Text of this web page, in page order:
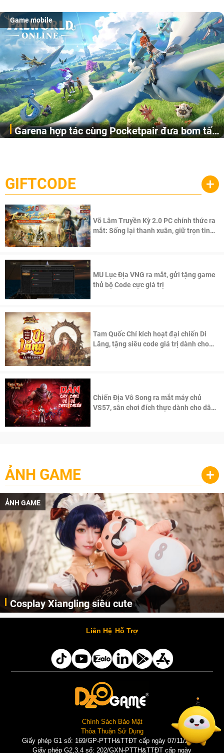
Game mobile
Garena hợp tác cùng Pocketpair đưa bom tấn
cầu, theo giấy phép chính thức từ công ty game Nhật Bản
Pocketpair, Inc.
GIFTCODE +
Võ Lâm Truyền Kỳ 2.0 PC chính thức ra
mắt: Sống lại thanh xuân, giữ trọn tinh
MU Lục Địa VNG ra mắt, gửi tặng game
thủ bộ Code cực giá trị
Tam Quốc Chí kích hoạt đại chiến Di
Lăng, tặng siêu code giá trị dành cho
Chiến Địa Vô Song ra mắt máy chủ
VS57, sân chơi đích thực dành cho dân
ẢNH GAME +
ẢNH GAME
Cosplay Xiangling siêu cute
Cùng thưởng thức những hình ảnh cosplay Xiangling trong Genshin Impact siêu dễ thương của người dùng Weibo "阿包也是兔娘"
Liên Hệ Hỗ Trợ
Chính Sách Bảo Mật
Thỏa Thuận Sử Dụng
Giấy phép G1 số: 169/GP-PTTH&TTĐT cấp ngày 07/11/2025 |
Giấy phép G2,3,4 số: 202/GXN-PTTH&TTĐT cấp ngày